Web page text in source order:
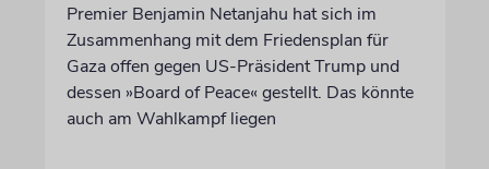
Premier Benjamin Netanjahu hat sich im
Zusammenhang mit dem Friedensplan für
Gaza offen gegen US-Präsident Trump und
dessen »Board of Peace« gestellt. Das könnte
auch am Wahlkampf liegen